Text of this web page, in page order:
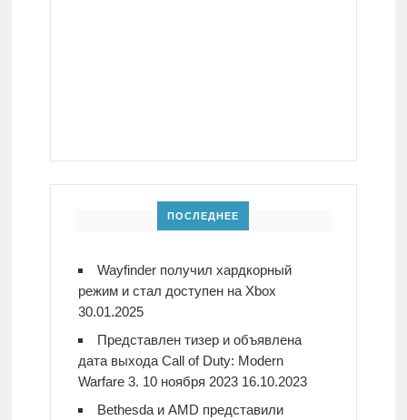
ПОСЛЕДНЕЕ
Wayfinder получил хардкорный
режим и стал доступен на Xbox
30.01.2025
Представлен тизер и объявлена
дата выхода Call of Duty: Modern
Warfare 3. 10 ноября 2023 16.10.2023
Bethesda и AMD представили